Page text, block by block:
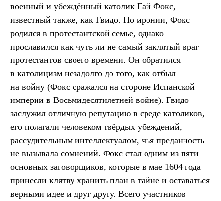
военный и убеждённый католик Гай Фокс,
известный также, как Гвидо. По иронии, Фокс
родился в протестантской семье, однако
прославился как чуть ли не самый заклятый враг
протестантов своего времени. Он обратился
в католицизм незадолго до того, как отбыл
на войну (Фокс сражался на стороне Испанской
империи в Восьмидесятилетней войне). Гвидо
заслужил отличную репутацию в среде католиков,
его полагали человеком твёрдых убеждений,
рассудительным интеллектуалом, чья преданность
не вызывала сомнений. Фокс стал одним из пяти
основных заговорщиков, которые в мае 1604 года
принесли клятву хранить план в тайне и оставаться
верными идее и друг другу. Всего участников